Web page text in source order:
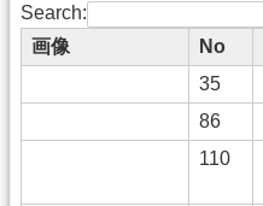
Search:
画像
No
35
86
110